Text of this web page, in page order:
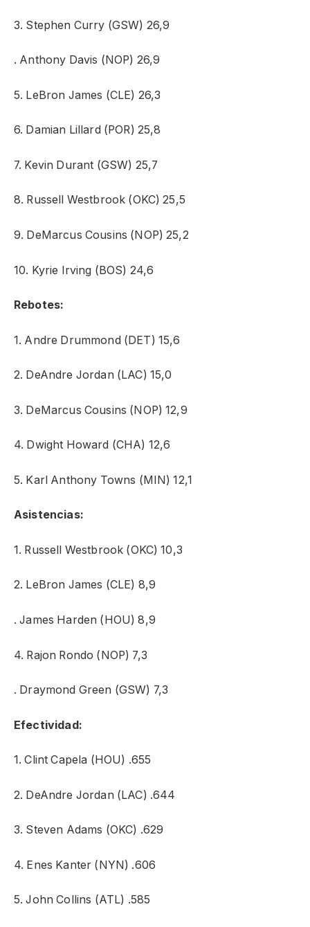
3. Stephen Curry (GSW) 26,9
. Anthony Davis (NOP) 26,9
5. LeBron James (CLE) 26,3
6. Damian Lillard (POR) 25,8
7. Kevin Durant (GSW) 25,7
8. Russell Westbrook (OKC) 25,5
9. DeMarcus Cousins (NOP) 25,2
10. Kyrie Irving (BOS) 24,6
Rebotes:
1. Andre Drummond (DET) 15,6
2. DeAndre Jordan (LAC) 15,0
3. DeMarcus Cousins (NOP) 12,9
4. Dwight Howard (CHA) 12,6
5. Karl Anthony Towns (MIN) 12,1
Asistencias:
1. Russell Westbrook (OKC) 10,3
2. LeBron James (CLE) 8,9
. James Harden (HOU) 8,9
4. Rajon Rondo (NOP) 7,3
. Draymond Green (GSW) 7,3
Efectividad:
1. Clint Capela (HOU) .655
2. DeAndre Jordan (LAC) .644
3. Steven Adams (OKC) .629
4. Enes Kanter (NYN) .606
5. John Collins (ATL) .585